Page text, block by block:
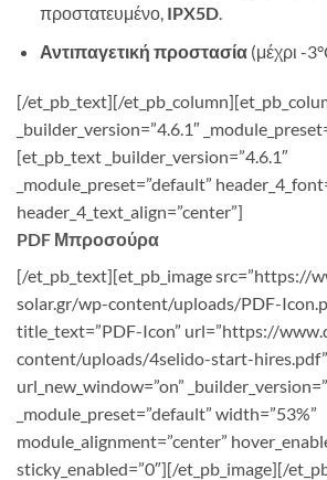
προστατευμένο, IPX5D.
Αντιπαγετική προστασία (μέχρι -
[/et_pb_text][/
_builder_version=”4.6.1″
[et_pb_text _builder_version=”4.6.1″
_module_preset=”default”
header_4_text_align=”center”]
PDF Μπροσούρα
[/et_pb_text][et_pb_image src=”https://
solar.gr/wp-content/uploads/PDF-
title_text=”PDF-Icon” url=”https://
content/uploads/4selido-start-hires.pdf”
url_new_window=”on”
_module_preset=”default” width=”53%”
module_alignment=”center”
sticky_enabled=”0″][/et_pb_image][/